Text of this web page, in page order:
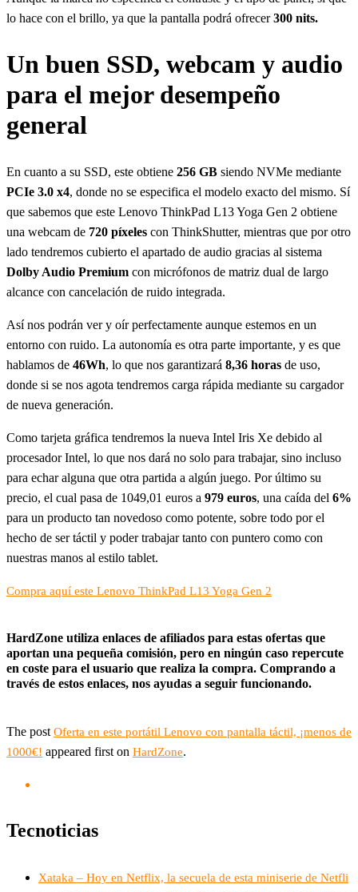
lo hace con el brillo, ya que la pantalla podrá ofrecer300 nits.
Un buen SSD, webcam y audio
para el mejor desempeño
general
En cuanto a su SSD, este obtiene 256 GB siendo NVMe mediante
PCIe 3.0 x4, donde no se especifica el modelo exacto del mismo. Sí
que sabemos que este Lenovo ThinkPad L13 Yoga Gen 2 obtiene
una webcam de 720 píxeles con ThinkShutter, mientras que por otro
lado tendremos cubierto el apartado de audio gracias al sistema
Dolby Audio Premium con micrófonos de matriz dual de largo
alcance con cancelación de ruido integrada.
Así nos podrán ver y oír perfectamente aunque estemos en un
entorno con ruido. La autonomía es otra parte importante, y es que
hablamos de 46Wh, lo que nos garantizará 8,36 horas de uso,
donde si se nos agota tendremos carga rápida mediante su cargador
de nueva generación.
Como tarjeta gráfica tendremos la nueva Intel Iris Xe debido al
procesador Intel, lo que nos dará no solo para trabajar, sino incluso
para echar alguna que otra partida a algún juego. Por último su
precio, el cual pasa de 1049,01 euros a 979 euros, una caída del 6%
para un producto tan novedoso como potente, sobre todo por el
hecho de ser táctil y poder trabajar tanto con puntero como con
nuestras manos al estilo tablet.
Compra aquí este Lenovo ThinkPad L13 Yoga Gen 2
HardZone utiliza enlaces de afiliados para estas ofertas que
aportan una pequeña comisión, pero en ningún caso repercute
en coste para el usuario que realiza la compra. Comprando a
través de estos enlaces, nos ayudas a seguir funcionando.
The post Oferta en este portátil Lenovo con pantalla táctil, ¡menos de
1000€! appeared first on HardZone.
Tecnoticias
Xataka – Hoy en Netflix, la secuela de esta miniserie de Netfli